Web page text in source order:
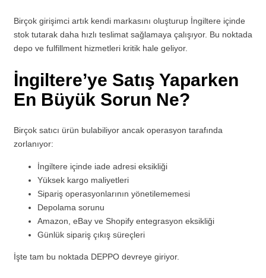
Birçok girişimci artık kendi markasını oluşturup İngiltere içinde
stok tutarak daha hızlı teslimat sağlamaya çalışıyor. Bu noktada
depo ve fulfillment hizmetleri kritik hale geliyor.
İngiltere’ye Satış Yaparken
En Büyük Sorun Ne?
Birçok satıcı ürün bulabiliyor ancak operasyon tarafında
zorlanıyor:
İngiltere içinde iade adresi eksikliği
Yüksek kargo maliyetleri
Sipariş operasyonlarının yönetilememesi
Depolama sorunu
Amazon, eBay ve Shopify entegrasyon eksikliği
Günlük sipariş çıkış süreçleri
İşte tam bu noktada DEPPO devreye giriyor.